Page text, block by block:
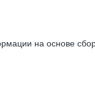
на основе